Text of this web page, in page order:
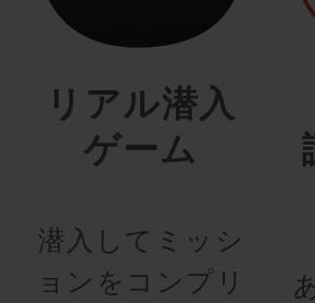
リアル潜入
ゲーム
潜入してミッシ
ョンをコンプリ